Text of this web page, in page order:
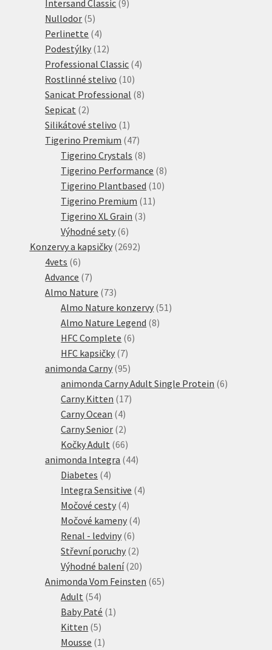
produkt
Intersand Classic 99
Nullodor 55
produktů
Perlinette 44
produkty
Podestýlky 1212
produktů
Professional Classic 44
Rostlinné stelivo 1010
produktů
Sanicat Professional 88
Sepicat 22
produkty
Silikátové stelivo 11
produkt
Tigerino Premium 4747
produktů
Tigerino Crystals 88
produktů
Tigerino Performance 88
produktů
Tigerino Plantbased 1010
Tigerino Premium 1111
Tigerino XL Grain 33
Výhodné sety 66
produktů
Konzervy a kapsičky 26922692
4vets 66
produktů
Advance 77
produktů
Almo Nature 7373
produktů
Almo Nature konzervy 5151
Almo Nature Legend 88
HFC Complete 66
HFC kapsičky 77
produktů
animonda Carny 9595
produktů
animonda Carny Adult Single Protein 66
Carny Kitten 1717
Carny Ocean 44
produkty
Carny Senior 22
produkty
Kočky Adult 6666
produktů
animonda Integra 4444
Diabetes 44
produkty
Integra Sensitive 44
Močové cesty 44
produkty
Močové kameny 44
Renal - ledviny 66
produktů
Střevní poruchy 22
produkty
Výhodné balení 2020
produktů
Animonda Vom Feinsten 6565
Adult 5454
produktů
Baby Paté 11
Kitten 55
produktů
Mousse 11